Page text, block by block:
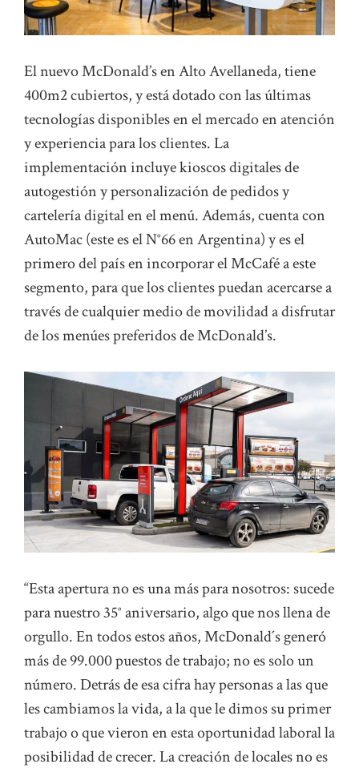
El nuevo McDonald’s en Alto Avellaneda, tiene
400m2 cubiertos, y está dotado con las últimas
tecnologías disponibles en el mercado en atención
y experiencia para los clientes. La
implementación incluye kioscos digitales de
autogestión y personalización de pedidos y
cartelería digital en el menú. Además, cuenta con
AutoMac (este es el N°66 en Argentina) y es el
primero del país en incorporar el McCafé a este
segmento, para que los clientes puedan acercarse a
través de cualquier medio de movilidad a disfrutar
de los menúes preferidos de McDonald’s.
“Esta apertura no es una más para nosotros: sucede
para nuestro 35° aniversario, algo que nos llena de
orgullo. En todos estos años, McDonald´s generó
más de 99.000 puestos de trabajo; no es solo un
número. Detrás de esa cifra hay personas a las que
les cambiamos la vida, a la que le dimos su primer
trabajo o que vieron en esta oportunidad laboral la
posibilidad de crecer. La creación de locales no es